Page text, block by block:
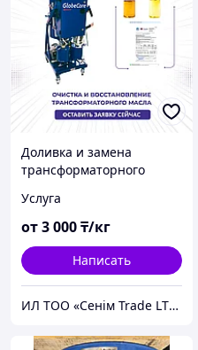
Доливка и замена
трансформаторного
трансформаторах
Услуга
от3 000₸/кг
Написать
ИЛ ТОО «Сенiм Trade LTD»